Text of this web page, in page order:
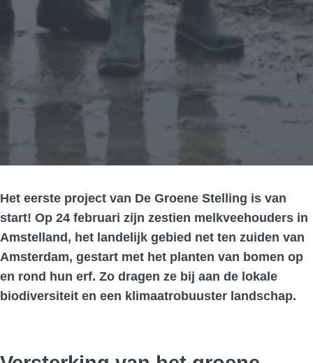
Het eerste project van De Groene Stelling is van
start! Op 24 februari zijn zestien melkveehouders in
Amstelland, het landelijk gebied net ten zuiden van
Amsterdam, gestart met het planten van bomen op
en rond hun erf. Zo dragen ze bij aan de lokale
biodiversiteit en een klimaatrobuuster landschap.